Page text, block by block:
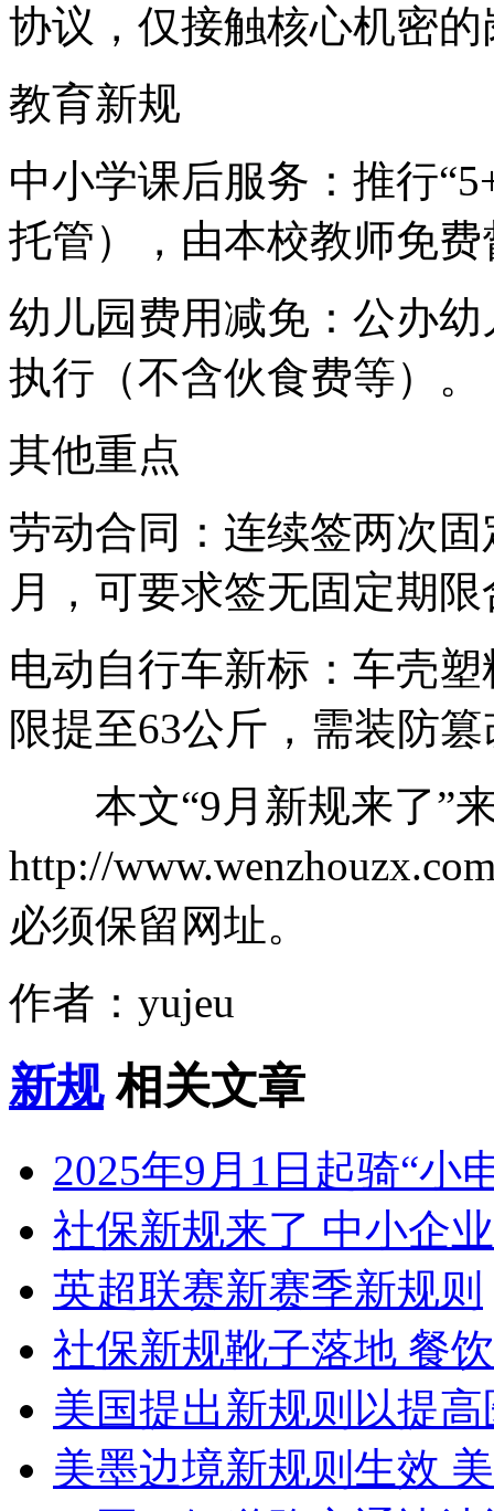
协议，仅接触核心机密
教育新规
中小学课后服务：推行
托管），由本校教师免
幼儿园费用减免：公办
执行（不含伙食费等）。
其他重点
劳动合同：连续签两次
月，可要求签无固定期
电动自行车新标：车壳
限提至63公斤，需装防
本文“9月新规来了”
http://
必须保留网址。
作者：yujeu
新规相关文章
2025年9月1日起骑“小
社保新规来了 中小企
英超联赛新赛季新规则
社保新规靴子落地 餐
美国提出新规则以提
美墨边境新规则生效